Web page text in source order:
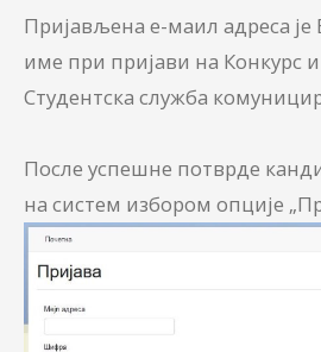
Пријављена е-маил адреса
име при пријави на Конкурс
Студентска служба
После успешне потврде
на систем избором опције